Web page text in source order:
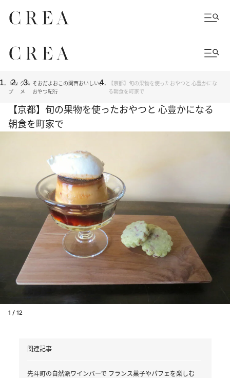
トッ
プ
グル
メ
そおだよおこの関西おいしい、
おやつ紀行
【京都】旬の果物を使ったおやつと 心豊かにな
る朝食を町家で
【京都】旬の果物を使ったおやつと 心豊かになる
朝食を町家で
1 / 12
関連記事
先斗町の自然派ワインバーで フランス菓子やパフェを楽しむ